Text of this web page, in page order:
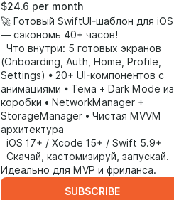
$24.6 per month
🚀 Готовый SwiftUI-шаблон для iOS
— сэкономь 40+ часов!
Что внутри: 5 готовых экранов
(Onboarding, Auth, Home, Profile,
Settings) • 20+ UI-компонентов с
анимациями • Тема + Dark Mode из
коробки • NetworkManager +
StorageManager • Чистая MVVM
архитектура
iOS 17+ / Xcode 15+ / Swift 5.9+
Скачай, кастомизируй, запускай.
Идеально для MVP и фриланса.
SUBSCRIBE